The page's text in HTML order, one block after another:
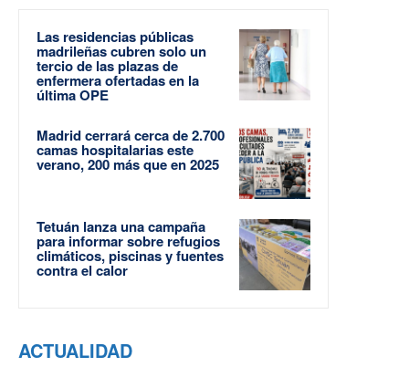
Las residencias públicas
madrileñas cubren solo un
tercio de las plazas de
enfermera ofertadas en la
última OPE
Madrid cerrará cerca de 2.700
camas hospitalarias este
verano, 200 más que en 2025
Tetuán lanza una campaña
para informar sobre refugios
climáticos, piscinas y fuentes
contra el calor
ACTUALIDAD